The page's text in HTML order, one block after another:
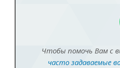
Чтобы помочь Вам с
часто задаваемые